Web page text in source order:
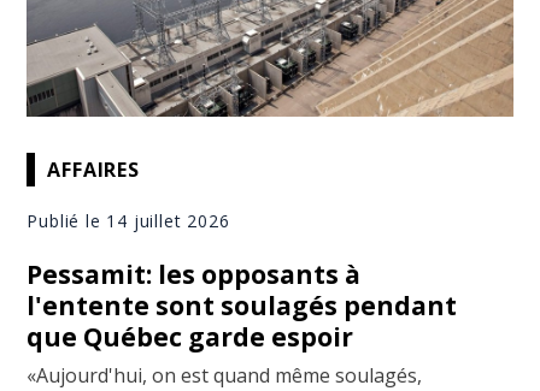
AFFAIRES
Publié le 14 juillet 2026
Pessamit: les opposants à
l'entente sont soulagés pendant
que Québec garde espoir
«Aujourd'hui, on est quand même soulagés,